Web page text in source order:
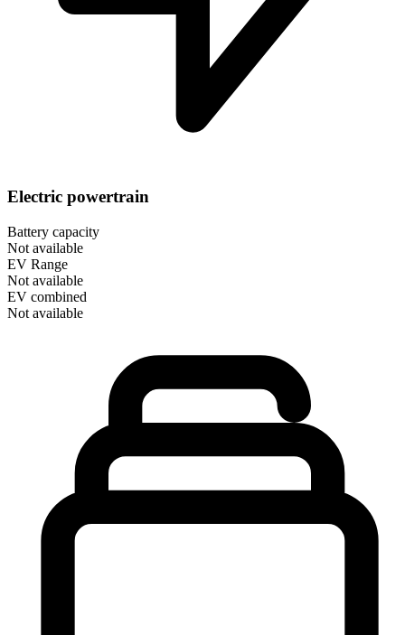
Electric powertrain
Battery capacity
Not available
EV Range
Not available
EV combined
Not available